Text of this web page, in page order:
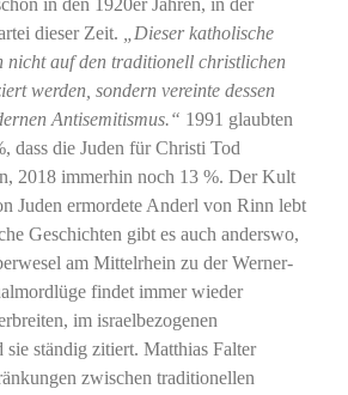
in den 1920er Jahren, in der
dieser Zeit.
„Dieser katholische
nicht auf den traditionell christlichen
werden, sondern vereinte dessen
Antisemitismus.“ 1991 glaubten
dass die Juden für Christi Tod
2018 immerhin noch 13 %. Der Kult
Juden ermordete Anderl von Rinn lebt
Geschichten gibt es auch anderswo,
am Mittelrhein zu der Werner-
findet immer wieder
im israelbezogenen
ständig zitiert. Matthias Falter
zwischen traditionellen